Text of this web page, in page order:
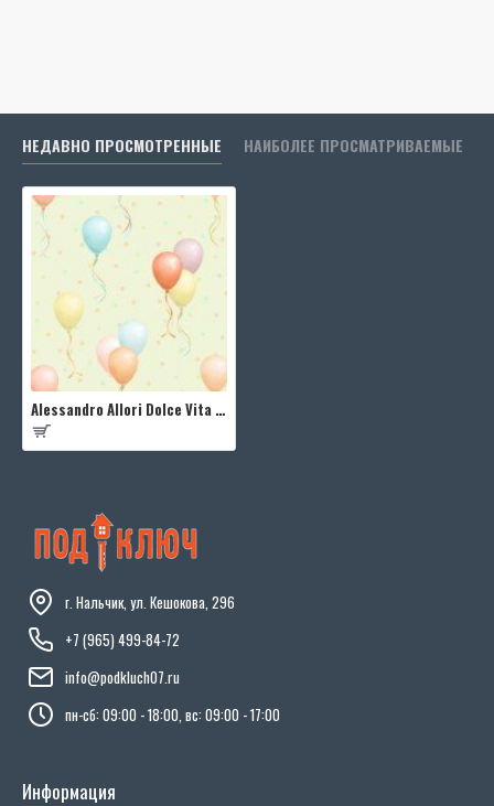
НЕДАВНО ПРОСМОТРЕННЫЕ НАИБОЛЕЕ ПРОСМАТРИВАЕМЫЕ
Alessandro Allori Dolce Vita RDV2411-4
г. Нальчик, ул. Кешокова, 296
+7 (965) 499-84-72
info@podkluch07.ru
пн-сб: 09:00 - 18:00, вс: 09:00 - 17:00
Информация